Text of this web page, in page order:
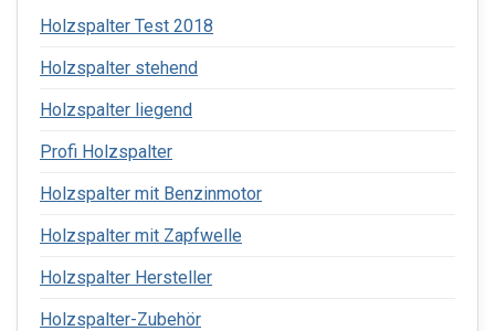
Holzspalter Test 2018
Holzspalter stehend
Holzspalter liegend
Profi Holzspalter
Holzspalter mit Benzinmotor
Holzspalter mit Zapfwelle
Holzspalter Hersteller
Holzspalter-Zubehör